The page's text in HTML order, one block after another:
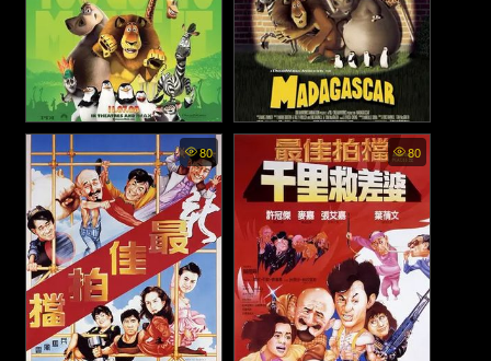
Madagascar: Escape 2 Africa
- มาดากัสการ์ 2 : ป่วนป่า
แอฟริกา (2008)
Madagascar - มาดากาสการ์ 1
(2005)
80 80